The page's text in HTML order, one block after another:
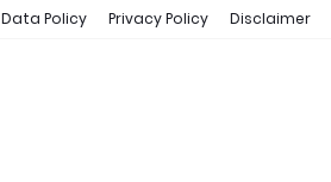
Disclaimer
Privacy Policy
Data Policy